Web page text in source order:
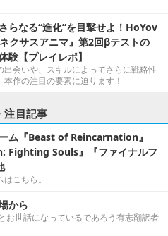
らなる“進化”を目撃せよ！HoYov
クサスアニマ』第2回βテストの
験【プレイレポ】
出会いや、スキルによってさらに戦略性
作の注目の要素に迫ります！
注目記事
ム『Beast of Reincarnation』
Fighting Souls』『ファイナルフ
こちら。
から
お世話になっているであろう有志翻訳者